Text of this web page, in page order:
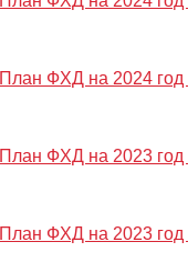
План ФХД на 2024 год
План ФХД на 2023 год
План ФХД на 2023 год